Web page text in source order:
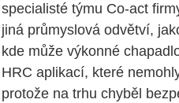
specialisté týmu Co-act
jiná průmyslová odvětví,
kde může výkonné
HRC aplikací, které
protože na trhu chyběl